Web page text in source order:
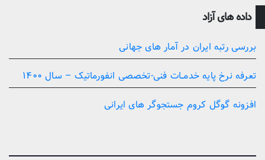
داده های آزاد
بررسی رتبه ایران در آمار های جهانی
تعرفه نرخ پایه خدمــات فنی-تخصصی انفورماتیک – سال ۱۴۰۰
افزونه گوگل کروم جستجوگر های ایرانی